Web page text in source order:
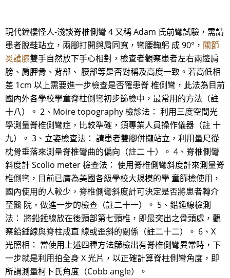
現代鐘樓怪人-淺談脊椎側彎 4 又稱 Adam 氏前彎試驗，需請
患者脫鞋站立，兩腳打開與肩同寬，彎腰鞠躬 成 90°， 關節
炎護膝雙手自然放下手心相對，檢查者觀察患者左右兩邊肩
膀、肩胛骨、背部、 腰部等是否對稱及高度一致。若高低相
差 1cm 以上需要進一步檢查是否罹患脊 椎側彎，此法為目前
國內外各學校學童脊柱側彎初步篩檢中，最常用的方法（註
十八）。 2、Moire topography 檢診法： 利用三度空間光
學測量脊椎側彎症，比較準確，須專業人員操作儀器（註 十
九）。 3、立姿檢查法： 請患者雙腳併攏站立，利用量尺從
枕骨垂落來測量脊椎彎曲的偏向（註二 十）。 4、脊椎側彎
斜度計 Scolio meter 檢查法： 使用脊椎側彎斜度計來測量脊
椎側彎，目前已廣為美國各級學校大規模的學 童篩檢使用，
國內使用的人較少，脊椎側彎斜度計可決定是否將患者轉介
至醫 院，做進一步的檢查（註二十一）。 5、鉛錘線檢測
法： 將鉛錘線放在後頸部第七頸椎，即最突出之骨頭處，觀
察鉛錘線與脊柱成直 線或歪斜的關係（註二十二）。 6、X
光照相： 當使用上述四種方法篩檢出有脊椎側彎異常時，下
一步就是利用拍全身 X 光片，以正確計算脊柱側彎角度，即
所謂測量柯卜氏角度（Cobb angle）。